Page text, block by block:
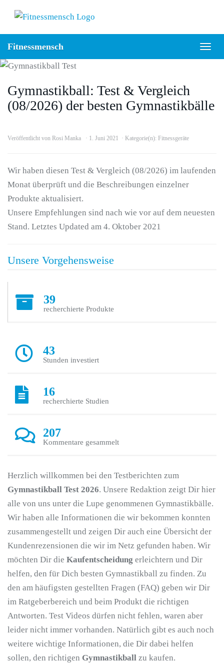
main
content
Fitnessmensch
Gymnastikball: Test & Vergleich
(08/2026) der besten Gymnastikbälle
Veröffentlicht von Rosi Manka 1. Juni 2021 Kategorie(n): Fitnessgeräte
Wir haben diesen Test & Vergleich (08/2026) im laufenden
Monat überprüft und die Beschreibungen einzelner
Produkte aktualisiert.
Unsere Empfehlungen sind nach wie vor auf dem neuesten
Stand. Letztes Updated am 4. Oktober 2021
Unsere Vorgehensweise
39
recherchierte Produkte
43
Stunden investiert
16
recherchierte Studien
207
Kommentare gesammelt
Herzlich willkommen bei den Testberichten zum
Gymnastikball Test 2026. Unsere Redaktion zeigt Dir hier
alle von uns unter die Lupe genommenen Gymnastikbälle.
Wir haben alle Informationen die wir bekommen konnten
zusammengestellt und zeigen Dir auch eine Übersicht der
Kundenrezensionen die wir im Netz gefunden haben. Wir
möchten Dir die Kaufentscheidung erleichtern und Dir
helfen, den für Dich besten Gymnastikball zu finden. Zu
den am häufigsten gestellten Fragen (FAQ) geben wir Dir
im Ratgeberbereich und beim Produkt die richtigen
Antworten. Test Videos dürfen nicht fehlen, waren aber
leider nicht immer vorhanden. Natürlich gibt es auch noch
weitere wichtige Informationen, die Dir dabei helfen
sollen, den richtigen Gymnastikball zu kaufen.